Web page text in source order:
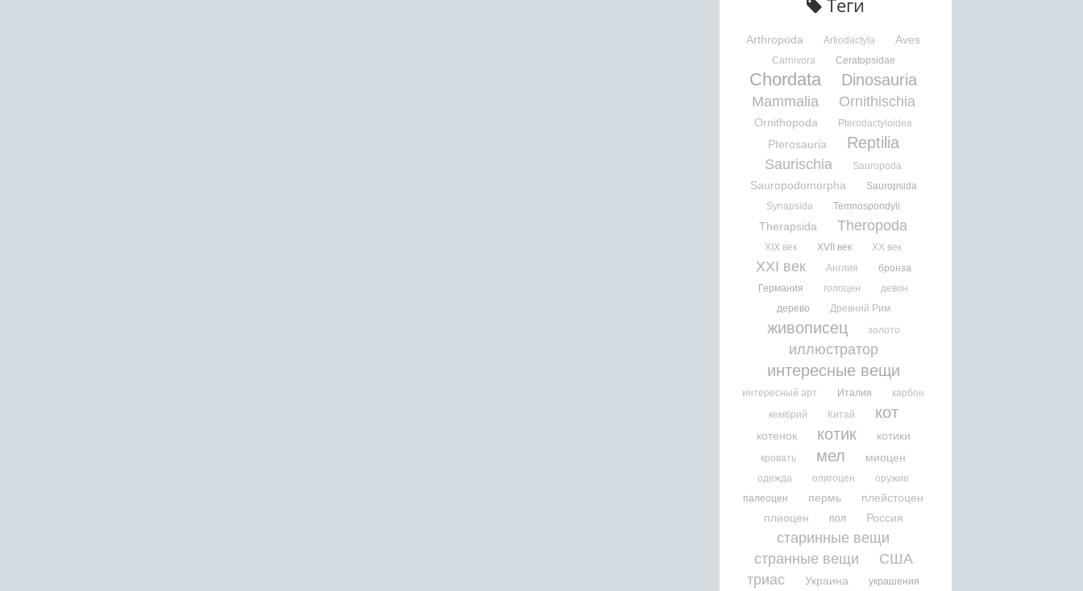
Теги
Arthropoda Artiodactyla Aves
Carnivora Ceratopsidae
Chordata Dinosauria
Mammalia Ornithischia
Ornithopoda Pterodactyloidea
Pterosauria Reptilia
Saurischia Sauropoda
Sauropodomorpha
Sauropsida
Synapsida
Temnospondyli
Therapsida Theropoda
XIX век XVII век XX век
XXI век Англия
бронза
Германия
голоцен
девон
дерево
Древний Рим
живописец золото
иллюстратор
интересные вещи
интересный арт Италия
карбон
кембрий
Китай кот
котенок котик котики
кровать мел миоцен
одежда олигоцен
оружие
палеоцен
пермь
плейстоцен
плиоцен
пол Россия
старинные вещи
странные вещи
США
триас
Украина украшения